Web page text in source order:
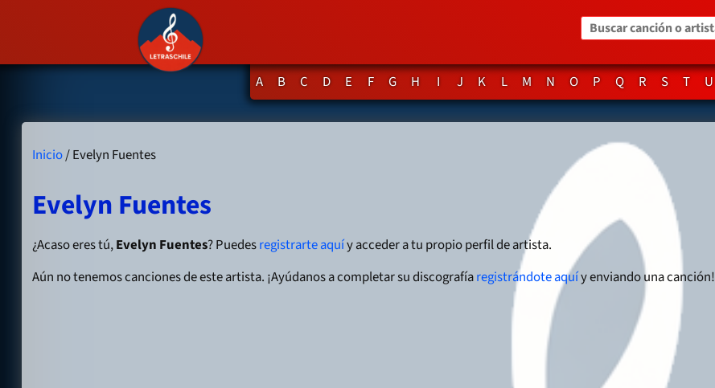
Buscar canción o artista
A B C D E F G H I J K L M N O P Q R S T U
Inicio/ Evelyn Fuentes
Evelyn Fuentes
¿Acaso eres tú,Evelyn Fuentes? Puedesregistrarte aquíy acceder a tu propio perfil de artista.
Aún no tenemos canciones de este artista. ¡Ayúdanos a completar su discografíaregistrándote aquíy enviando una canción!